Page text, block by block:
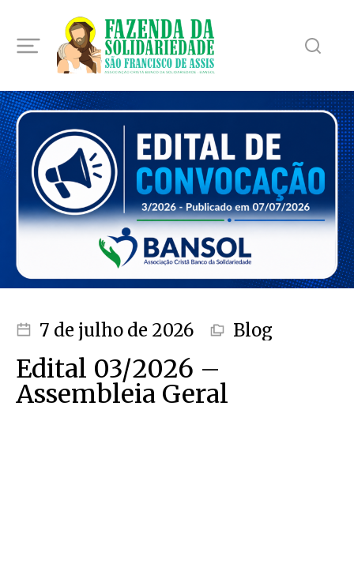
7 de julho de 2026 Blog
Edital 03/2026 –
Assembleia Geral